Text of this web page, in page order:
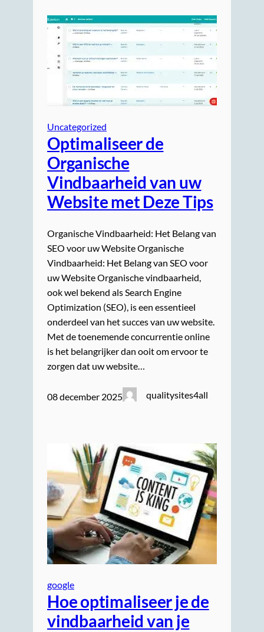
Uncategorized
Optimaliseer de
Organische
Vindbaarheid van uw
Website met Deze Tips
Organische Vindbaarheid: Het Belang van
SEO voor uw Website Organische
Vindbaarheid: Het Belang van SEO voor
uw Website Organische vindbaarheid,
ook wel bekend als Search Engine
Optimization (SEO), is een essentieel
onderdeel van het succes van uw website.
Met de toenemende concurrentie online
is het belangrijker dan ooit om ervoor te
zorgen dat uw website…
08 december 2025 qualitysites4all
google
Hoe optimaliseer je de
vindbaarheid van je